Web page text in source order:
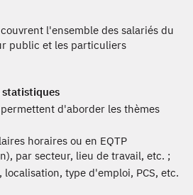
l'ensemble des salariés du
public et les particuliers
permettent d'aborder les thèmes
horaires ou en EQTP
par secteur, lieu de travail, etc. ;
localisation, type d'emploi, PCS, etc.